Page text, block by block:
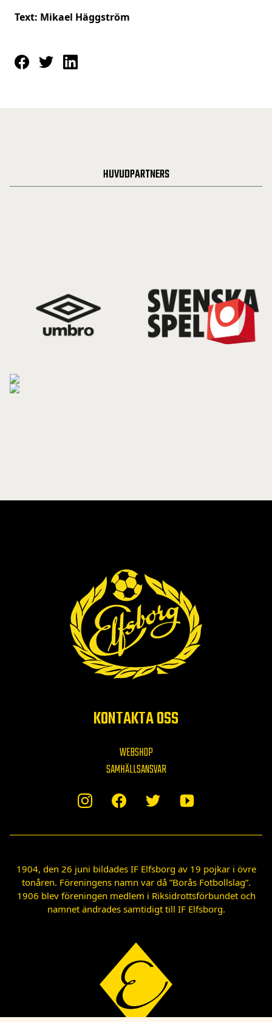
Text: Mikael Häggström
HUVUDPARTNERS
KONTAKTA OSS
WEBSHOP
SAMHÄLLSANSVAR
1904, den 26 juni bildades IF Elfsborg av 19 pojkar i övre
tonåren. Föreningens namn var då ”Borås Fotbollslag”.
1906 blev föreningen medlem i Riksidrottsförbundet och
namnet ändrades samtidigt till IF Elfsborg.